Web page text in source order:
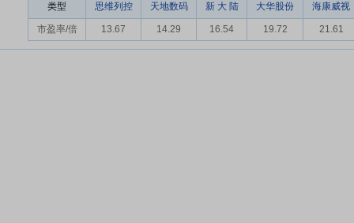
类型 思维列控 天地数码 新 大 陆 大华股份 海康威视
市盈率/倍 13.67 14.29 16.54 19.72 21.61